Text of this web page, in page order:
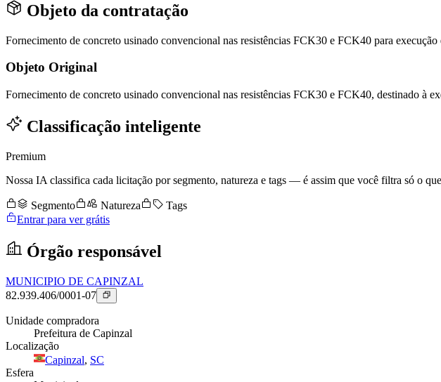
Objeto da contratação
Fornecimento de concreto usinado convencional nas resistências FCK30 e FCK40 para
Objeto Original
Fornecimento de concreto usinado convencional nas resistências FCK30 e FCK40, destinado à
Classificação inteligente
Premium
Nossa IA classifica cada licitação por segmento, natureza e tags — é assim que você filtra só o
Segmento Natureza
Tags
Entrar para ver grátis
Órgão responsável
MUNICIPIO DE CAPINZAL
82.939.406/0001-07
Unidade compradora
Prefeitura de Capinzal
Localização
Capinzal, SC
Esfera